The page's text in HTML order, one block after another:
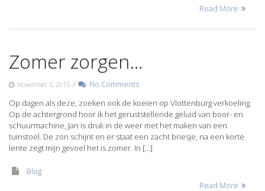
Read More
Zomer zorgen…
November 5, 2015 /
No Comments
Op dagen als deze, zoeken ook de koeien op Vlottenburg verkoeling.
Op de achtergrond hoor ik het geruststellende geluid van boor- en
schuurmachine, Jan is druk in de weer met het maken van een
tuinstoel. De zon schijnt en er staat een zacht briesje, na een korte
lente zegt mijn gevoel het is zomer. In […]
Blog
Read More